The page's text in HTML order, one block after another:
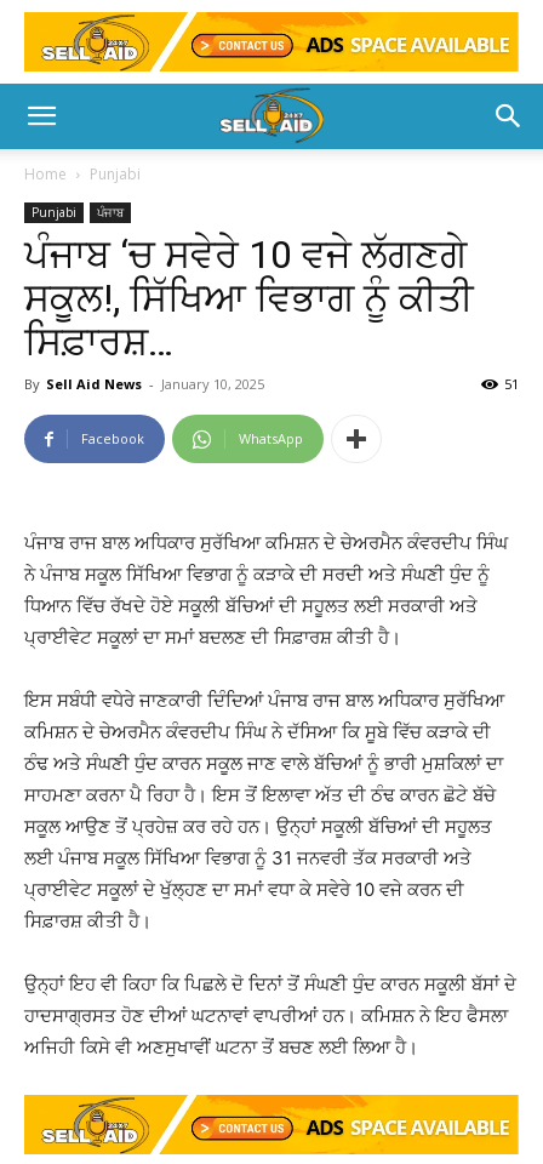
Home Punjabi
Punjabi ਪੰਜਾਬ
ਪੰਜਾਬ ‘ਚ ਸਵੇਰੇ 10 ਵਜੇ ਲੱਗਣਗੇ
ਸਕੂਲ!, ਸਿੱਖਿਆ ਵਿਭਾਗ ਨੂੰ ਕੀਤੀ
ਸਿਫ਼ਾਰਸ਼…
By Sell Aid News - January 10, 2025 51
Facebook WhatsApp
ਪੰਜਾਬ ਰਾਜ ਬਾਲ ਅਧਿਕਾਰ ਸੁਰੱਖਿਆ ਕਮਿਸ਼ਨ ਦੇ ਚੇਅਰਮੈਨ ਕੰਵਰਦੀਪ ਸਿੰਘ
ਨੇ ਪੰਜਾਬ ਸਕੂਲ ਸਿੱਖਿਆ ਵਿਭਾਗ ਨੂੰ ਕੜਾਕੇ ਦੀ ਸਰਦੀ ਅਤੇ ਸੰਘਣੀ ਧੁੰਦ ਨੂੰ
ਧਿਆਨ ਵਿੱਚ ਰੱਖਦੇ ਹੋਏ ਸਕੂਲੀ ਬੱਚਿਆਂ ਦੀ ਸਹੂਲਤ ਲਈ ਸਰਕਾਰੀ ਅਤੇ
ਪ੍ਰਾਈਵੇਟ ਸਕੂਲਾਂ ਦਾ ਸਮਾਂ ਬਦਲਣ ਦੀ ਸਿਫ਼ਾਰਸ਼ ਕੀਤੀ ਹੈ।
ਇਸ ਸਬੰਧੀ ਵਧੇਰੇ ਜਾਣਕਾਰੀ ਦਿੰਦਿਆਂ ਪੰਜਾਬ ਰਾਜ ਬਾਲ ਅਧਿਕਾਰ ਸੁਰੱਖਿਆ
ਕਮਿਸ਼ਨ ਦੇ ਚੇਅਰਮੈਨ ਕੰਵਰਦੀਪ ਸਿੰਘ ਨੇ ਦੱਸਿਆ ਕਿ ਸੂਬੇ ਵਿੱਚ ਕੜਾਕੇ ਦੀ
ਠੰਢ ਅਤੇ ਸੰਘਣੀ ਧੁੰਦ ਕਾਰਨ ਸਕੂਲ ਜਾਣ ਵਾਲੇ ਬੱਚਿਆਂ ਨੂੰ ਭਾਰੀ ਮੁਸ਼ਕਿਲਾਂ ਦਾ
ਸਾਹਮਣਾ ਕਰਨਾ ਪੈ ਰਿਹਾ ਹੈ। ਇਸ ਤੋਂ ਇਲਾਵਾ ਅੱਤ ਦੀ ਠੰਢ ਕਾਰਨ ਛੋਟੇ ਬੱਚੇ
ਸਕੂਲ ਆਉਣ ਤੋਂ ਪ੍ਰਹੇਜ਼ ਕਰ ਰਹੇ ਹਨ। ਉਨ੍ਹਾਂ ਸਕੂਲੀ ਬੱਚਿਆਂ ਦੀ ਸਹੂਲਤ
ਲਈ ਪੰਜਾਬ ਸਕੂਲ ਸਿੱਖਿਆ ਵਿਭਾਗ ਨੂੰ 31 ਜਨਵਰੀ ਤੱਕ ਸਰਕਾਰੀ ਅਤੇ
ਪ੍ਰਾਈਵੇਟ ਸਕੂਲਾਂ ਦੇ ਖੁੱਲ੍ਹਣ ਦਾ ਸਮਾਂ ਵਧਾ ਕੇ ਸਵੇਰੇ 10 ਵਜੇ ਕਰਨ ਦੀ
ਸਿਫ਼ਾਰਸ਼ ਕੀਤੀ ਹੈ।
ਉਨ੍ਹਾਂ ਇਹ ਵੀ ਕਿਹਾ ਕਿ ਪਿਛਲੇ ਦੋ ਦਿਨਾਂ ਤੋਂ ਸੰਘਣੀ ਧੁੰਦ ਕਾਰਨ ਸਕੂਲੀ ਬੱਸਾਂ ਦੇ
ਹਾਦਸਾਗ੍ਰਸਤ ਹੋਣ ਦੀਆਂ ਘਟਨਾਵਾਂ ਵਾਪਰੀਆਂ ਹਨ। ਕਮਿਸ਼ਨ ਨੇ ਇਹ ਫੈਸਲਾ
ਅਜਿਹੀ ਕਿਸੇ ਵੀ ਅਣਸੁਖਾਵੀਂ ਘਟਨਾ ਤੋਂ ਬਚਣ ਲਈ ਲਿਆ ਹੈ।